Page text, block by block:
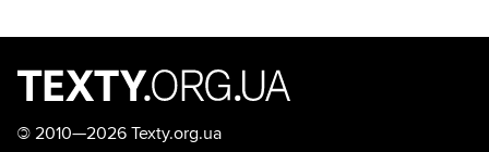
© 2010—2026 Texty.org.ua